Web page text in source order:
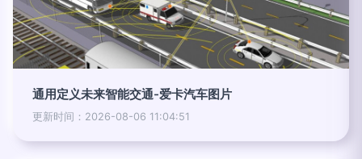
通用定义未来智能交通-爱卡汽车图片
更新时间：2026-08-06 11:04:51